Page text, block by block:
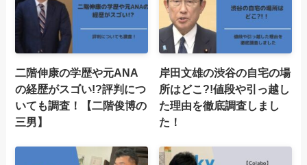
二階伸康の学歴や元ANA
の経歴がスゴい!?評判につ
いても調査！【二階俊博の
三男】
岸田文雄の渋谷の自宅の場
所はどこ?!値段や引っ越し
た理由を徹底調査しまし
た！